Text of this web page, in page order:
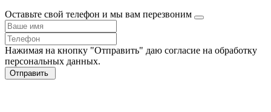
Оставьте свой телефон и мы вам перезвоним
Нажимая на кнопку "Отправить" даю согласие на обработку
персональных данных.